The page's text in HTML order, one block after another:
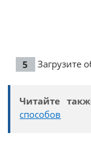
Загрузите
Читайте
способов